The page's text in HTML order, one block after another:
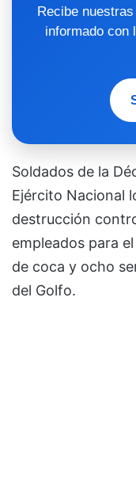
Recibe
informado con
Soldados de la
Ejército Nacional
destrucción
empleados para
de coca y ocho
del Golfo.